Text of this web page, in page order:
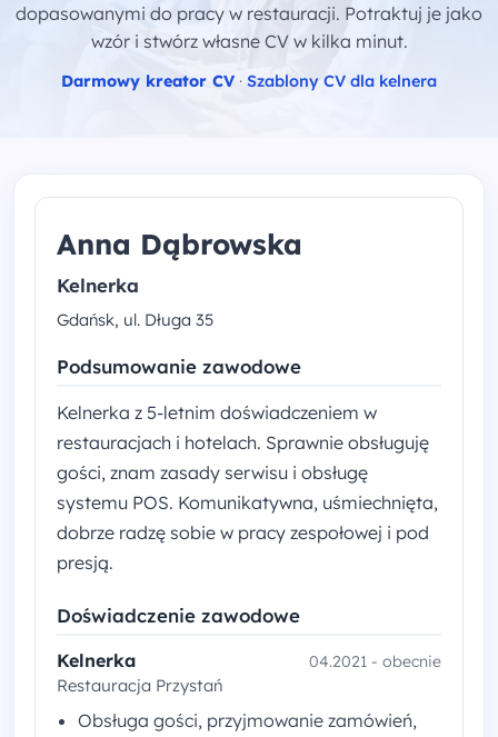
dopasowanymi do pracy w restauracji. Potraktuj je jako
wzór i stwórz własne CV w kilka minut.
Darmowy kreator CV · Szablony CV dla kelnera
Anna Dąbrowska
Kelnerka
Gdańsk, ul. Długa 35
Podsumowanie zawodowe
Kelnerka z 5-letnim doświadczeniem w
restauracjach i hotelach. Sprawnie obsługuję
gości, znam zasady serwisu i obsługę
systemu POS. Komunikatywna, uśmiechnięta,
dobrze radzę sobie w pracy zespołowej i pod
presją.
Doświadczenie zawodowe
Kelnerka 04.2021 - obecnie
Restauracja Przystań
Obsługa gości, przyjmowanie zamówień,